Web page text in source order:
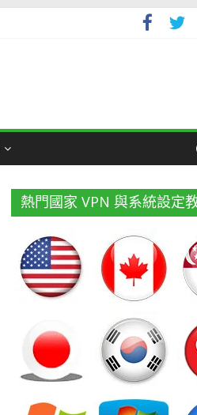
熱門國家 VPN 與系統設定